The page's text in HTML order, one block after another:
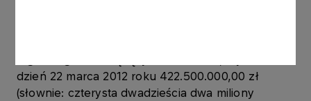
dzień 22 marca 2012 roku 422.500.000,00 zł
(słownie: czterysta dwadzieścia dwa miliony